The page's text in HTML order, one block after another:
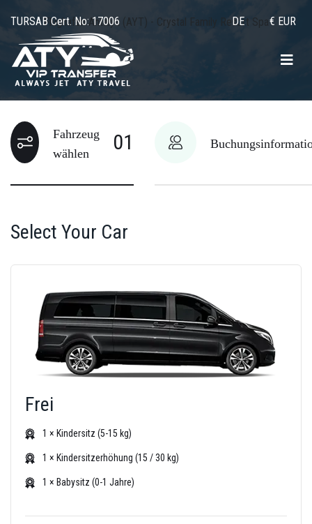
TURSAB Cert. No: 17006 € EUR
DE
Flughafen Antalya (AYT) - Crystal Family Resort Spa
Fahrzeug
wählen
01
Select Your Car
Frei
1 × Kindersitz (5-15 kg)
1 × Kindersitzerhöhung (15 / 30 kg)
1 × Babysitz (0-1 Jahre)